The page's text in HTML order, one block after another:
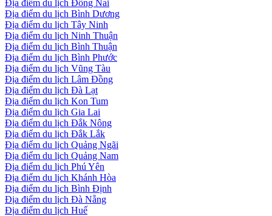
Địa điểm du lịch Đồng Nai
Địa điểm du lịch Bình Dương
Địa điểm du lịch Tây Ninh
Địa điểm du lịch Ninh Thuận
Địa điểm du lịch Bình Thuận
Địa điểm du lịch Bình Phước
Địa điểm du lịch Vũng Tàu
Địa điểm du lịch Lâm Đồng
Địa điểm du lịch Đà Lạt
Địa điểm du lịch Kon Tum
Địa điểm du lịch Gia Lai
Địa điểm du lịch Đắk Nông
Địa điểm du lịch Đắk Lắk
Địa điểm du lịch Quảng Ngãi
Địa điểm du lịch Quảng Nam
Địa điểm du lịch Phú Yên
Địa điểm du lịch Khánh Hòa
Địa điểm du lịch Bình Định
Địa điểm du lịch Đà Nẵng
Địa điểm du lịch Huế